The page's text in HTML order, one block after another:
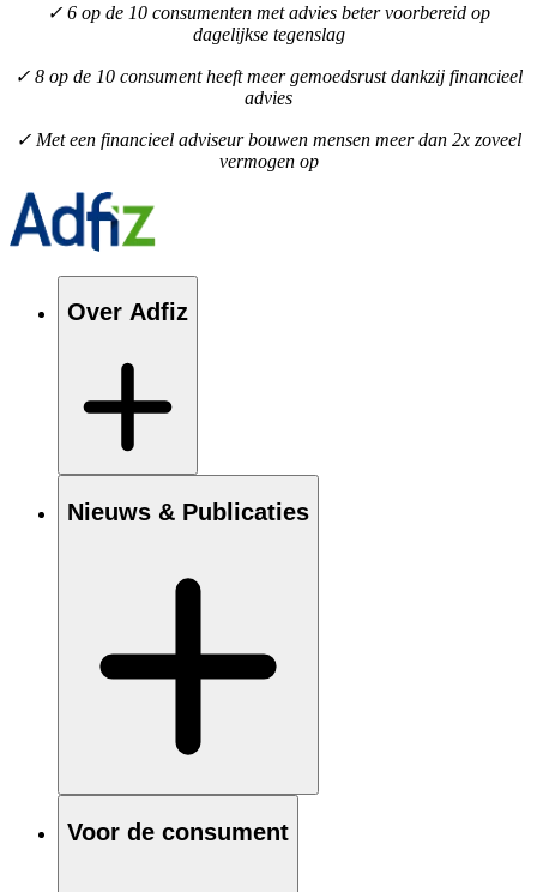
✓ 6 op de 10 consumenten met advies beter voorbereid op
dagelijkse tegenslag
✓ 8 op de 10 consument heeft meer gemoedsrust dankzij financieel
advies
✓ Met een financieel adviseur bouwen mensen meer dan 2x zoveel
vermogen op
Over Adfiz
Nieuws & Publicaties
Voor de consument